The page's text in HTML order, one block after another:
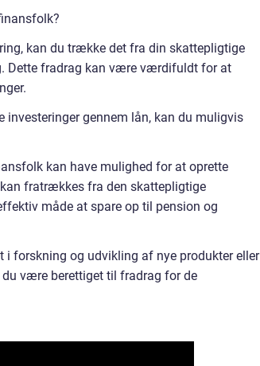
kan du trække det fra din skattepligtige
Dette fradrag kan være værdifuldt for at
investeringer gennem lån, kan du muligvis
kan have mulighed for at oprette
fratrækkes fra den skattepligtige
måde at spare op til pension og
forskning og udvikling af nye produkter eller
være berettiget til fradrag for de